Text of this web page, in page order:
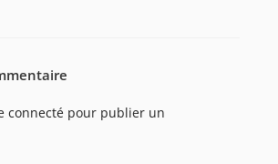
connecté pour publier un